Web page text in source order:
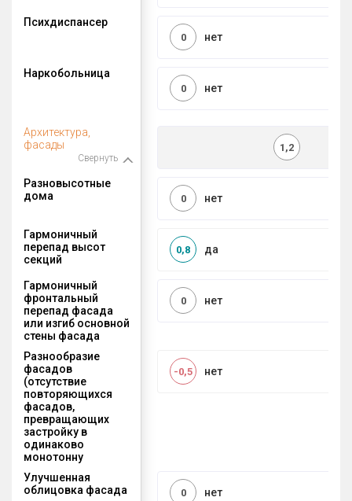
Психдиспансер
нет
0
Наркобольница
нет
0
Архитектура,
фасады
Свернуть
1,2
Разновысотные
дома
нет
0
Гармоничный
перепад высот
секций
да
0,8
Гармоничный
фронтальный
перепад фасада
или изгиб основной
стены фасада
нет
0
Разнообразие
фасадов
(отсутствие
повторяющихся
фасадов,
превращающих
застройку в
одинаково
монотонну
нет
-0,5
Улучшенная
облицовка фасада
нет
0